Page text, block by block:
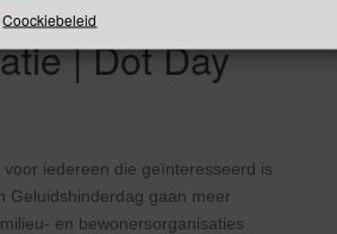
CoockiebeleidGeld Dag |
| Dot Day
iedereen die geïnteresseerd is
Geluidshinderdag gaan meer
en bewonersorganisaties